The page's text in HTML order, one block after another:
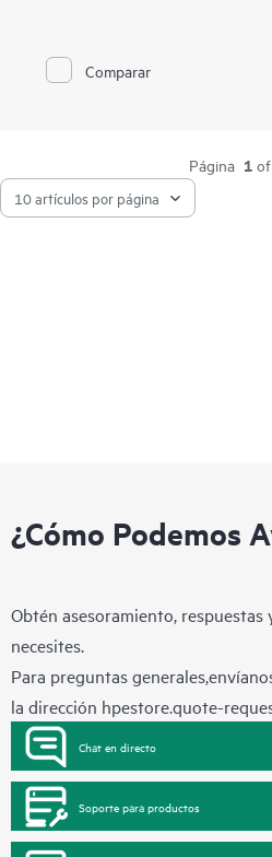
Comparar
Página 1of
¿Cómo Podemos
Obtén asesoramiento, respuestas
necesites.
Para preguntas
la dirección hpestore.quote-
Chat en directo
Soporte para productos